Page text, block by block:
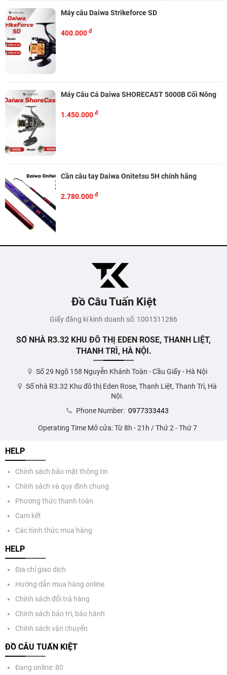
Máy câu Daiwa Strikeforce SD
400.000 đ
Máy Câu Cá Daiwa SHORECAST 5000B Cối Nông
1.450.000 đ
Cần câu tay Daiwa Onitetsu 5H chính hãng
2.780.000 đ
Đồ Câu Tuấn Kiệt
Giấy đăng kí kinh doanh số: 1001511286
SỐ NHÀ R3.32 KHU ĐÔ THỊ EDEN ROSE, THANH LIỆT,
THANH TRÌ, HÀ NỘI.
Số 29 Ngõ 158 Nguyễn Khánh Toàn - Cầu Giấy - Hà Nội
Số nhà R3.32 Khu đô thị Eden Rose, Thanh Liệt, Thanh Trì, Hà
Nội.
Phone Number: 0977333443
Operating Time Mở cửa: Từ 8h - 21h / Thứ 2 - Thứ 7
HELP
Chính sách bảo mật thông tin
Chính sách và quy định chung
Phương thức thanh toán
Cam kết
Các hình thức mua hàng
HELP
Địa chỉ giao dịch
Hướng dẫn mua hàng online
Chính sách đổi trả hàng
Chính sách bảo trì, bảo hành
Chính sách vận chuyển
ĐỒ CÂU TUẤN KIỆT
Đang online: 80